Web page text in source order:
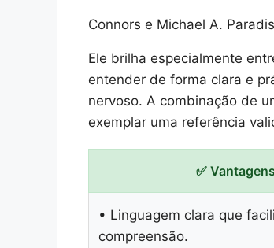
Connors e Michael A.
Ele brilha especialmente
entender de forma clara e
nervoso. A combinação de
exemplar uma referência
✅ Vantagens
• Linguagem clara que
compreensão.